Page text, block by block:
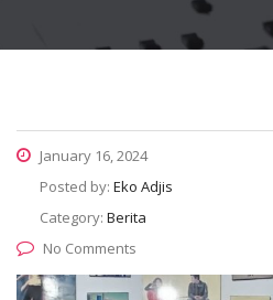
January 16, 2024
Posted by: Eko Adjis
Category: Berita
No Comments